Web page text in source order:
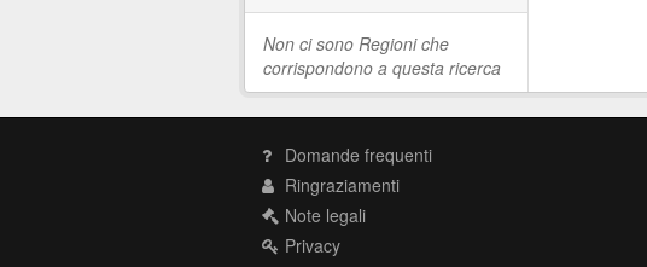
Non ci sono Regioni che
corrispondono a questa ricerca
Domande frequenti
Ringraziamenti
Note legali
Privacy